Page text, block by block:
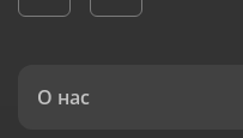
О нас